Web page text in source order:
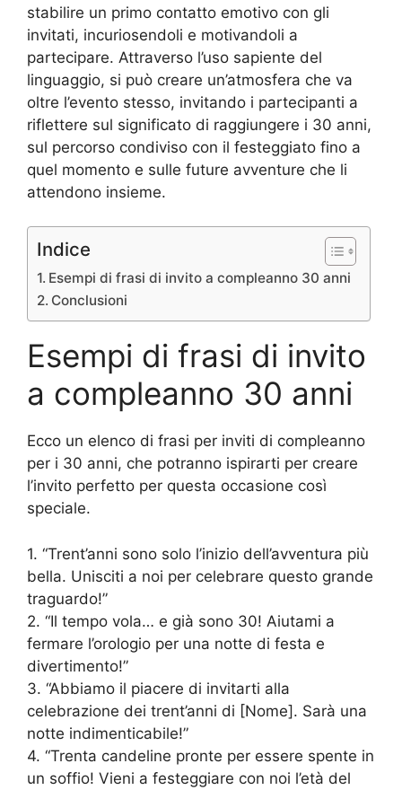
stabilire un primo contatto emotivo con gli
invitati, incuriosendoli e motivandoli a
partecipare. Attraverso l’uso sapiente del
linguaggio, si può creare un’atmosfera che va
oltre l’evento stesso, invitando i partecipanti a
riflettere sul significato di raggiungere i 30 anni,
sul percorso condiviso con il festeggiato fino a
quel momento e sulle future avventure che li
attendono insieme.
Indice
Esempi di frasi di invito a compleanno 30 anni
Conclusioni
Esempi di frasi di invito
a compleanno 30 anni
Ecco un elenco di frasi per inviti di compleanno
per i 30 anni, che potranno ispirarti per creare
l’invito perfetto per questa occasione così
speciale.
1. “Trent’anni sono solo l’inizio dell’avventura più
bella. Unisciti a noi per celebrare questo grande
traguardo!”
2. “Il tempo vola… e già sono 30! Aiutami a
fermare l’orologio per una notte di festa e
divertimento!”
3. “Abbiamo il piacere di invitarti alla
celebrazione dei trent’anni di [Nome]. Sarà una
notte indimenticabile!”
4. “Trenta candeline pronte per essere spente in
un soffio! Vieni a festeggiare con noi l’età del